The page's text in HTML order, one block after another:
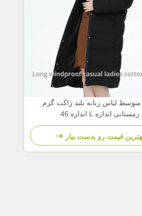
لباس زنانه بلند ژاکت گرم
زمستانی اندازه L اندازه 46
قیمت رو بدست بیار